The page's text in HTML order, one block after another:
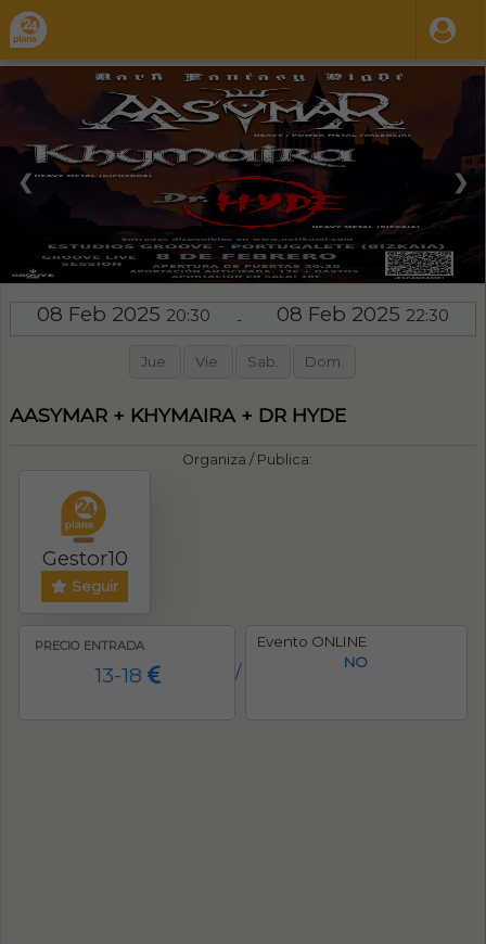
❮ ❯
08 Feb 2025 20:30 - 08 Feb 2025 22:30
Jue. Vie. Sab. Dom.
AASYMAR + KHYMAIRA + DR HYDE
Organiza / Publica:
Gestor10
Seguir
PRECIO ENTRADA
13-18 /
Evento ONLINE
NO